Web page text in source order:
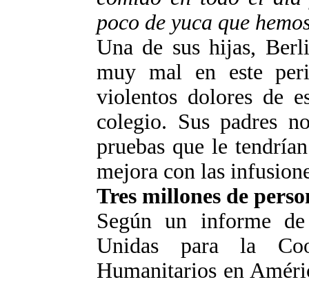
poco de yuca que
Una de sus hijas,
muy mal en este
violentos dolores de
colegio. Sus padres
pruebas que le
mejora con las
Tres millones de
Según un informe
Unidas para la
Humanitarios en